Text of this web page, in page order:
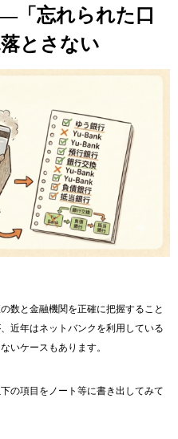
「忘れられた口
とさない
数と金融機関を正確に把握すること
近年はネットバンクを利用している
いケースもあります。
の項目をノート等に書き出してみて